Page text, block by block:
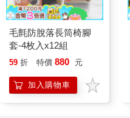
毛氈防脫落長筒椅腳
套-4枚入x12組
59 折 特價 880 元
加入購物車